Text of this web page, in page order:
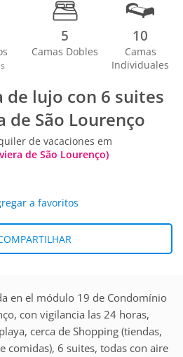
5
Camas Dobles
10
Camas
Individuales
de lujo con 6 suites
de São Lourenço
de vacaciones em
de São Lourenço)
a favoritos
en el módulo 19 de Condomínio
con vigilancia las 24 horas,
cerca de Shopping (tiendas,
comidas), 6 suites, todas con aire